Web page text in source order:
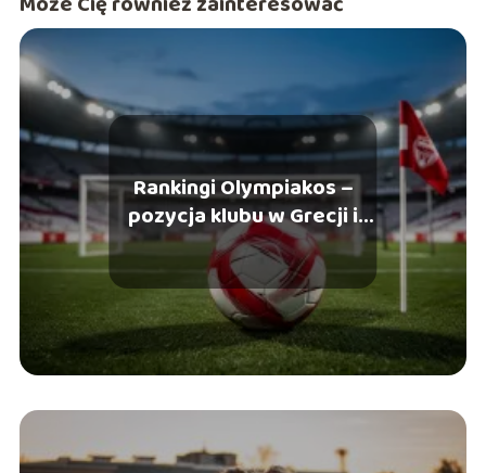
Rankingi Olympiakos –
pozycja klubu w Grecji i
Europie